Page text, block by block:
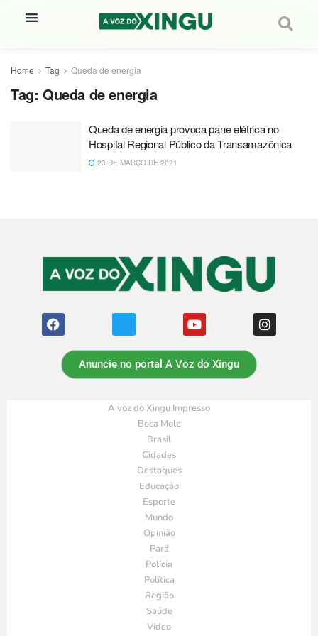
Home Tag Queda de energia
Tag: Queda de energia
Queda de energia provoca pane elétrica no
Hospital Regional Público da Transamazônica
23 DE MARÇO DE 2021
Anuncie no portal A Voz do Xingu
A voz do Xingu Impresso
Boca Mole
Brasil
Cidades
Destaques
Educação
Esporte
Mundo
Opinião
Pará
Polícia
Política
Região
Saúde
Vídeo